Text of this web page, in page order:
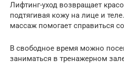
Лифтинг-уход возвращает
подтягивая кожу на лице и
массаж помогает справиться
В свободное время можно
заниматься в тренажерном